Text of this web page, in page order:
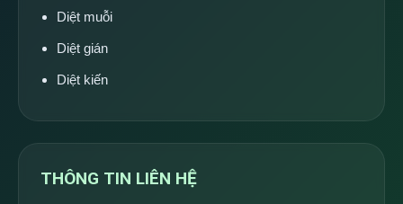
Diệt muỗi
Diệt gián
Diệt kiến
THÔNG TIN LIÊN HỆ